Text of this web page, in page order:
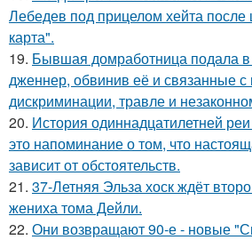
Лебедев под прицелом хейта после
карта".
19. Бывшая домработница подала в
дженнер, обвинив её и связанные с
дискриминации, травле и
20. История одиннадцатилетней
это напоминание о том, что
зависит от обстоятельств.
21. 37-Летняя Эльза хоск ждёт
жениха тома Дейли.
22. Они возвращают 90-е - новые